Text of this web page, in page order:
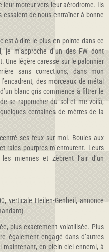
leur moteur vers leur aérodrome. Ils
de nous entraîner à bonne
à-dire le plus en pointe dans ce
m’approche d’un des FW dont
Une légère caresse sur le palonnier
sans corrections, dans mon
des morceaux de métal
blanc gris commence à filtrer le
se rapprocher du sol et me voilà,
centaines de mètres de la
ses feux sur moi. Boules aux
raies pourpres m’entourent. Leurs
miennes et zèbrent l’air d’un
verticale Heilen-Genbeil, annonce
plus exactement volatilisée. Plus
également engagé dans d’autres
en plein ciel ennemi, à